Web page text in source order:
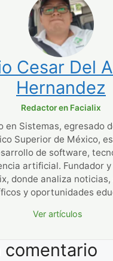
Cesar Del
Hernandez
Redactor en Facialix
en Sistemas, egresado
Superior de México,
de software,
artificial. Fundador
donde analiza noticias,
y oportunidades
Ver artículos
comentario